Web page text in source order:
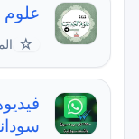
علوم
☆